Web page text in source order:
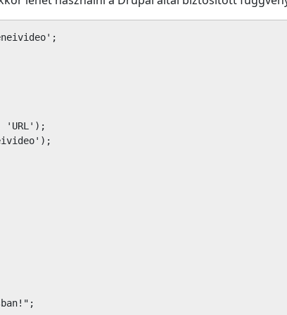
'URL');